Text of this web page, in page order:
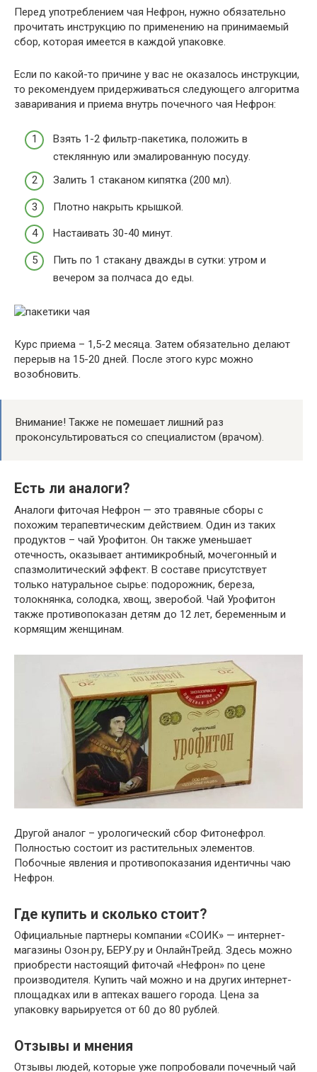
Перед употреблением чая Нефрон, нужно обязательно
прочитать инструкцию по применению на принимаемый
сбор, которая имеется в каждой упаковке.
Если по какой-то причине у вас не оказалось инструкции,
то рекомендуем придерживаться следующего алгоритма
заваривания и приема внутрь почечного чая Нефрон:
Взять 1-2 фильтр-пакетика, положить в
стеклянную или эмалированную посуду.
Залить 1 стаканом кипятка (200 мл).
Плотно накрыть крышкой.
Настаивать 30-40 минут.
Пить по 1 стакану дважды в сутки: утром и
вечером за полчаса до еды.
Курс приема – 1,5-2 месяца. Затем обязательно делают
перерыв на 15-20 дней. После этого курс можно
возобновить.
Внимание! Также не помешает лишний раз
проконсультироваться со специалистом (врачом).
Есть ли аналоги?
Аналоги фиточая Нефрон — это травяные сборы с
похожим терапевтическим действием. Один из таких
продуктов – чай Урофитон. Он также уменьшает
отечность, оказывает антимикробный, мочегонный и
спазмолитический эффект. В составе присутствует
только натуральное сырье: подорожник, береза,
толокнянка, солодка, хвощ, зверобой. Чай Урофитон
также противопоказан детям до 12 лет, беременным и
кормящим женщинам.
Другой аналог – урологический сбор Фитонефрол.
Полностью состоит из растительных элементов.
Побочные явления и противопоказания идентичны чаю
Нефрон.
Где купить и сколько стоит?
Официальные партнеры компании «СОИК» — интернет-
магазины Озон.ру, БЕРУ.ру и ОнлайнТрейд. Здесь можно
приобрести настоящий фиточай «Нефрон» по цене
производителя. Купить чай можно и на других интернет-
площадках или в аптеках вашего города. Цена за
упаковку варьируется от 60 до 80 рублей.
Отзывы и мнения
Отзывы людей, которые уже попробовали почечный чай